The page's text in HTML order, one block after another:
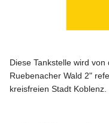
Diese Tankstelle wird
Ruebenacher Wald 2"
kreisfreien Stadt Koblenz.